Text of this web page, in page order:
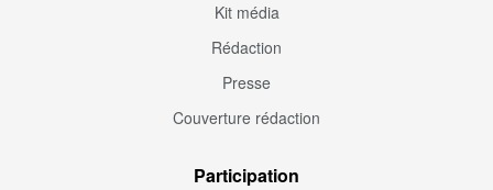
Kit média
Rédaction
Presse
Couverture rédaction
Participation